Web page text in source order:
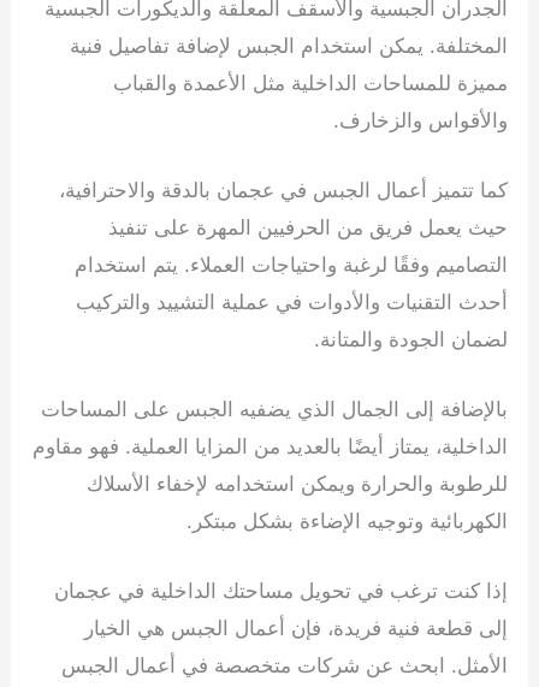
الجدران الجبسية والأسقف المعلقة والديكورات الجبسية
المختلفة. يمكن استخدام الجبس لإضافة تفاصيل فنية
مميزة للمساحات الداخلية مثل الأعمدة والقباب
والأقواس والزخارف.
كما تتميز أعمال الجبس في عجمان بالدقة والاحترافية،
حيث يعمل فريق من الحرفيين المهرة على تنفيذ
التصاميم وفقًا لرغبة واحتياجات العملاء. يتم استخدام
أحدث التقنيات والأدوات في عملية التشييد والتركيب
لضمان الجودة والمتانة.
بالإضافة إلى الجمال الذي يضفيه الجبس على المساحات
الداخلية، يمتاز أيضًا بالعديد من المزايا العملية. فهو مقاوم
للرطوبة والحرارة ويمكن استخدامه لإخفاء الأسلاك
الكهربائية وتوجيه الإضاءة بشكل مبتكر.
إذا كنت ترغب في تحويل مساحتك الداخلية في عجمان
إلى قطعة فنية فريدة، فإن أعمال الجبس هي الخيار
الأمثل. ابحث عن شركات متخصصة في أعمال الجبس